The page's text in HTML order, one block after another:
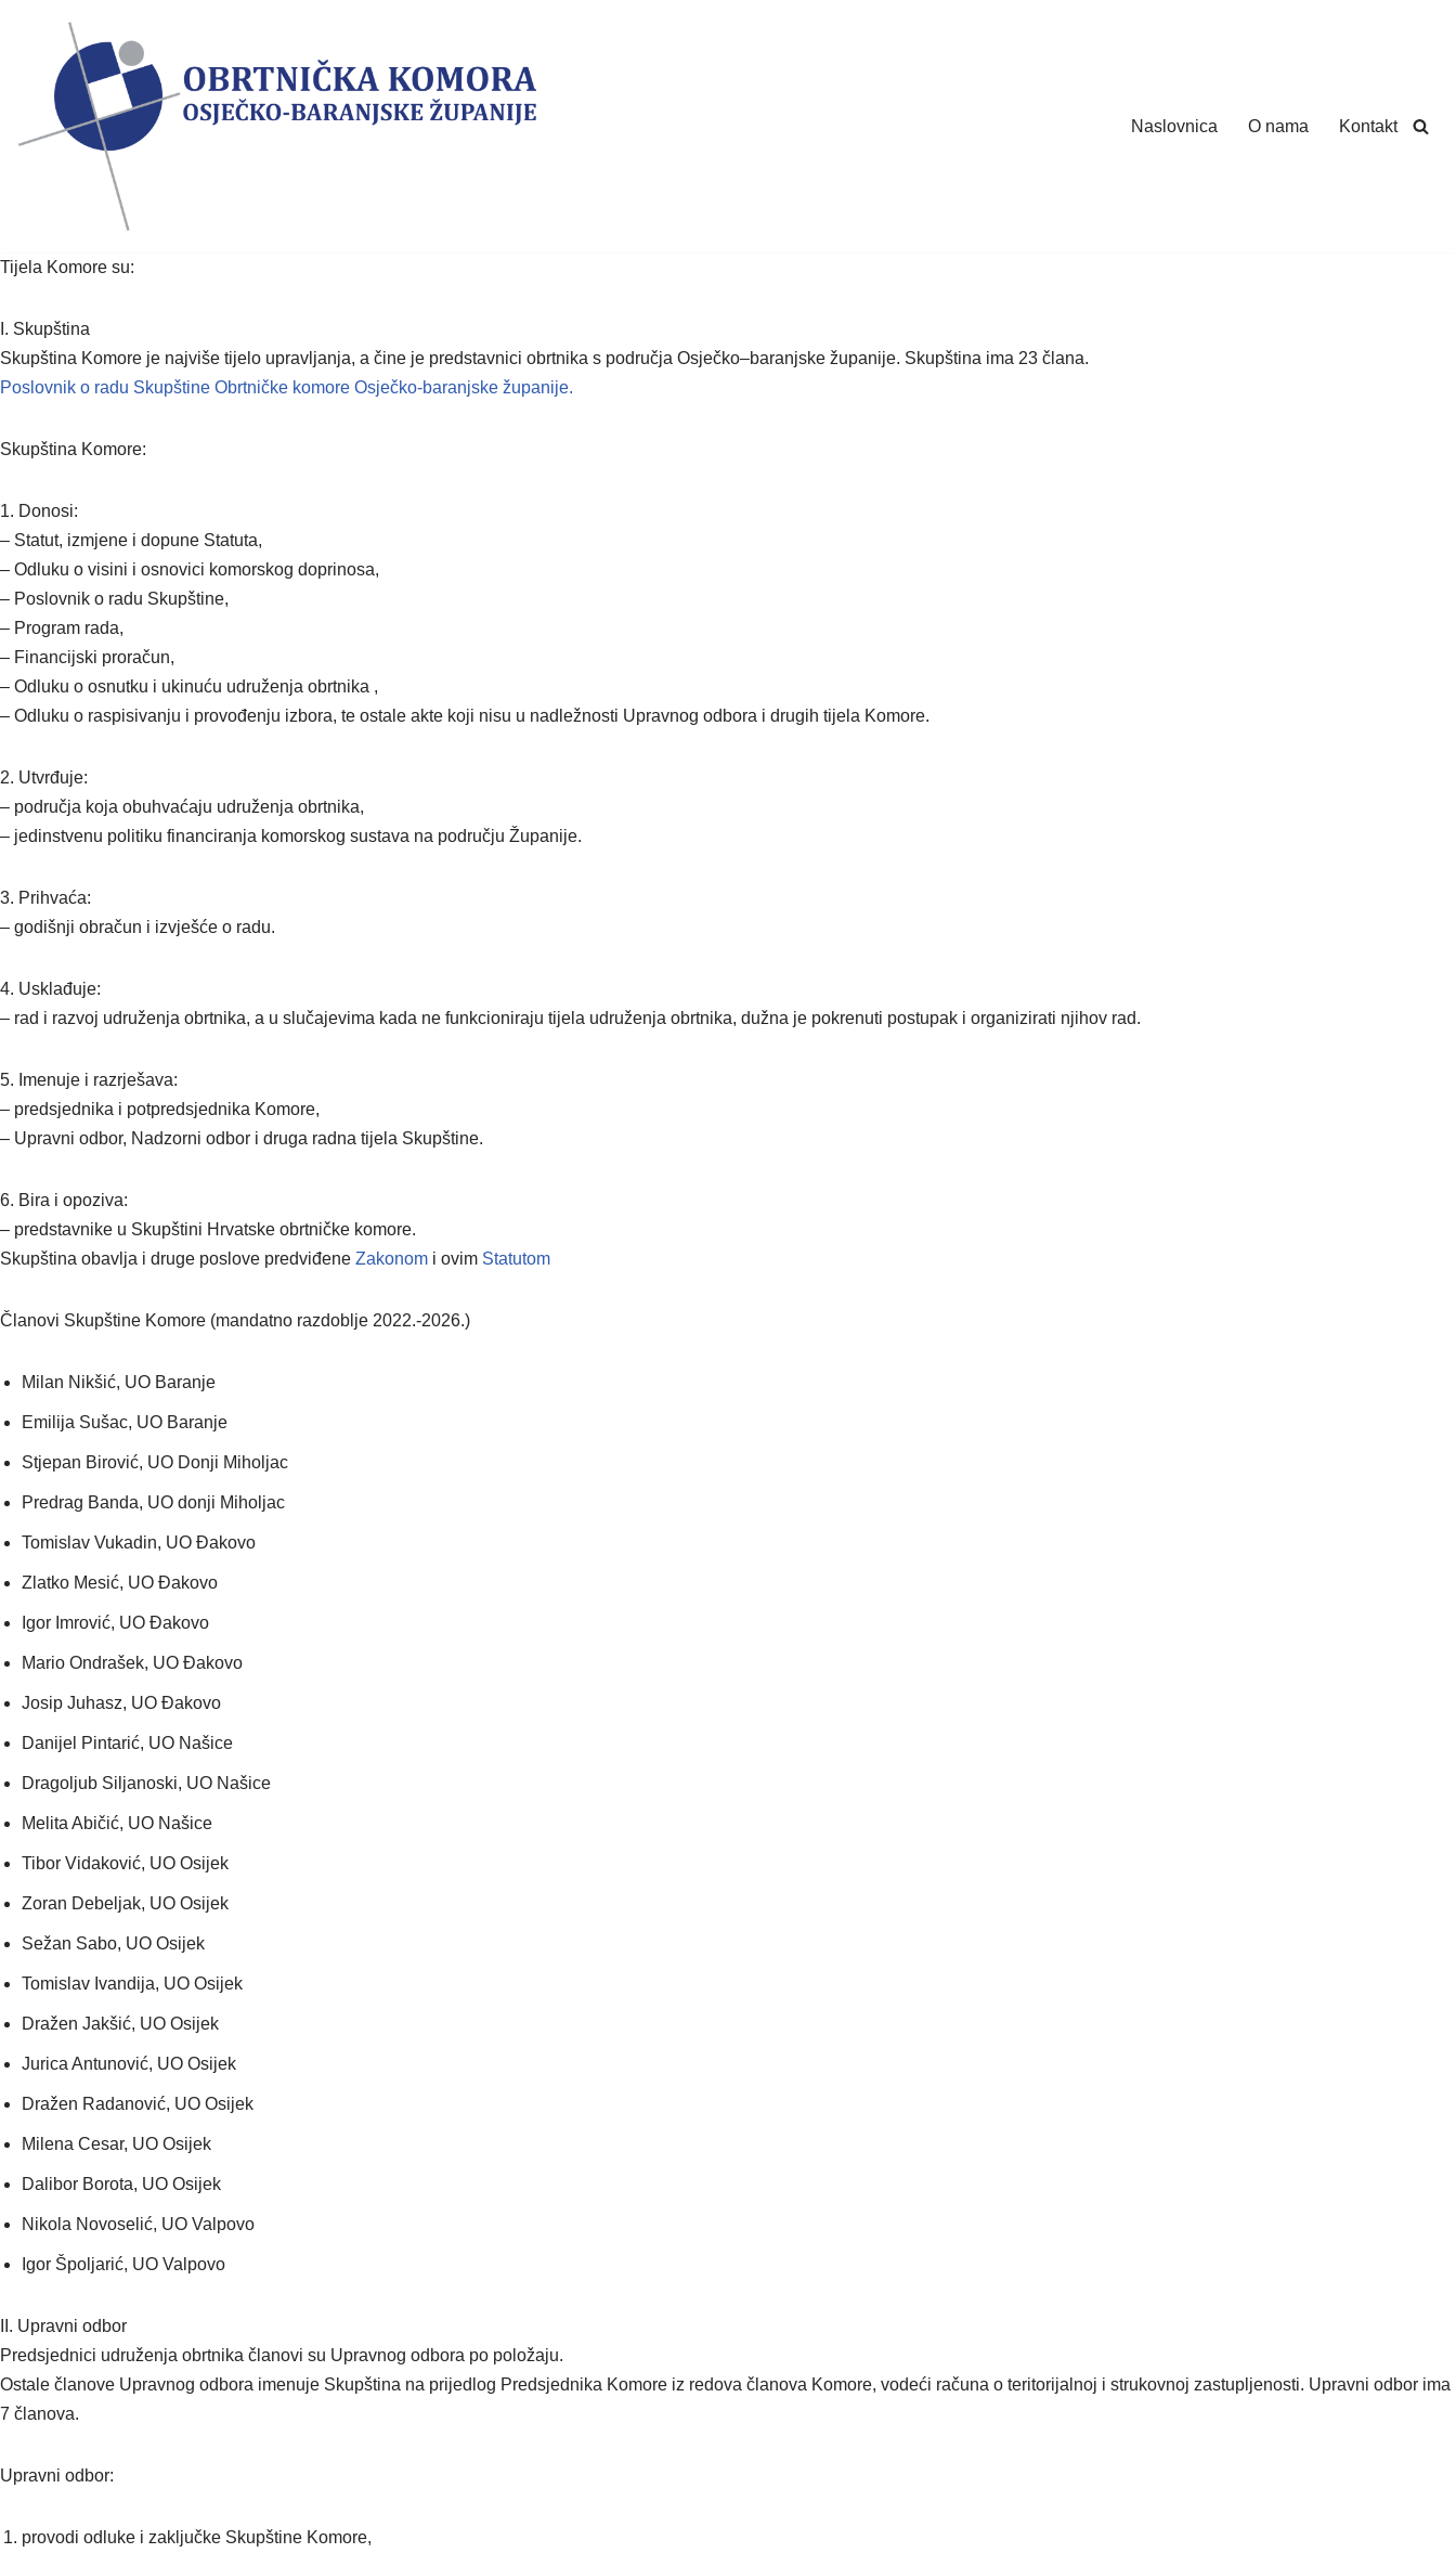
content
Naslovnica O nama Kontakt
Tijela Komore su:
I. Skupština
Skupština Komore je najviše tijelo upravljanja, a čine je predstavnici obrtnika s područja Osječko–baranjske županije. Skupština ima 23 člana.
Poslovnik o radu Skupštine Obrtničke komore Osječko-baranjske županije.
Skupština Komore:
1. Donosi:
– Statut, izmjene i dopune Statuta,
– Odluku o visini i osnovici komorskog doprinosa,
– Poslovnik o radu Skupštine,
– Program rada,
– Financijski proračun,
– Odluku o osnutku i ukinuću udruženja obrtnika ,
– Odluku o raspisivanju i provođenju izbora, te ostale akte koji nisu u nadležnosti Upravnog odbora i drugih tijela Komore.
2. Utvrđuje:
– područja koja obuhvaćaju udruženja obrtnika,
– jedinstvenu politiku financiranja komorskog sustava na području Županije.
3. Prihvaća:
– godišnji obračun i izvješće o radu.
4. Usklađuje:
– rad i razvoj udruženja obrtnika, a u slučajevima kada ne funkcioniraju tijela udruženja obrtnika, dužna je pokrenuti postupak i organizirati njihov rad.
5. Imenuje i razrješava:
– predsjednika i potpredsjednika Komore,
– Upravni odbor, Nadzorni odbor i druga radna tijela Skupštine.
6. Bira i opoziva:
– predstavnike u Skupštini Hrvatske obrtničke komore.
Skupština obavlja i druge poslove predviđene Zakonom i ovim Statutom
Članovi Skupštine Komore (mandatno razdoblje 2022.-2026.)
Milan Nikšić, UO Baranje
Emilija Sušac, UO Baranje
Stjepan Birović, UO Donji Miholjac
Predrag Banda, UO donji Miholjac
Tomislav Vukadin, UO Đakovo
Zlatko Mesić, UO Đakovo
Igor Imrović, UO Đakovo
Mario Ondrašek, UO Đakovo
Josip Juhasz, UO Đakovo
Danijel Pintarić, UO Našice
Dragoljub Siljanoski, UO Našice
Melita Abičić, UO Našice
Tibor Vidaković, UO Osijek
Zoran Debeljak, UO Osijek
Sežan Sabo, UO Osijek
Tomislav Ivandija, UO Osijek
Dražen Jakšić, UO Osijek
Jurica Antunović, UO Osijek
Dražen Radanović, UO Osijek
Milena Cesar, UO Osijek
Dalibor Borota, UO Osijek
Nikola Novoselić, UO Valpovo
Igor Špoljarić, UO Valpovo
II. Upravni odbor
Predsjednici udruženja obrtnika članovi su Upravnog odbora po položaju.
Ostale članove Upravnog odbora imenuje Skupština na prijedlog Predsjednika Komore iz redova članova Komore, vodeći računa o teritorijalnoj i strukovnoj zastupljenosti. Upravni odbor ima
7 članova.
Upravni odbor:
provodi odluke i zaključke Skupštine Komore,